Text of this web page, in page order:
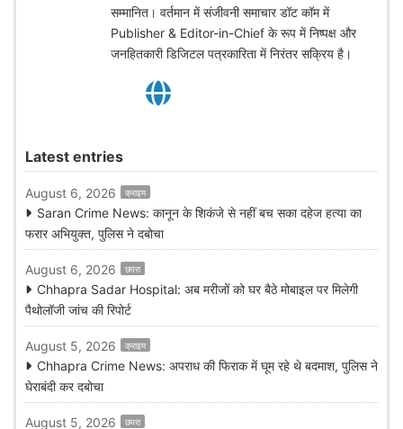
सम्मानित। वर्तमान में संजीवनी समाचार डॉट कॉम में
Publisher & Editor-in-Chief के रूप में निष्पक्ष और
जनहितकारी डिजिटल पत्रकारिता में निरंतर सक्रिय है।
Latest entries
August 6, 2026 क्राइम
Saran Crime News: कानून के शिकंजे से नहीं बच सका दहेज हत्या का
फरार अभियुक्त, पुलिस ने दबोचा
August 6, 2026 छपरा
Chhapra Sadar Hospital: अब मरीजों को घर बैठे मोबाइल पर मिलेगी
पैथोलॉजी जांच की रिपोर्ट
August 5, 2026 क्राइम
Chhapra Crime News: अपराध की फिराक में घूम रहे थे बदमाश, पुलिस ने
घेराबंदी कर दबोचा
August 5, 2026 छपरा